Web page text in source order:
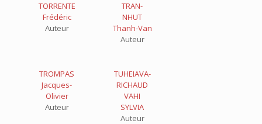
TORRENTE
Frédéric
Auteur
TRAN-
NHUT
Thanh-Van
Auteur
TROMPAS
Jacques-
Olivier
Auteur
TUHEIAVA-
RICHAUD
VAHI
SYLVIA
Auteur